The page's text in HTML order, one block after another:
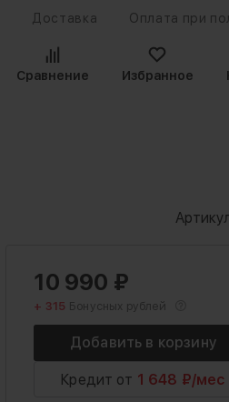
Доставка Оплата при
Сравнение Избранное
10 990 ₽
+ 315 Бонусных рублей
Кредит от 1 648 ₽/мес